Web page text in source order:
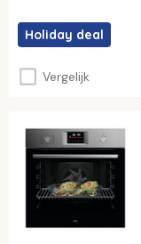
Holiday deal
Vergelijk